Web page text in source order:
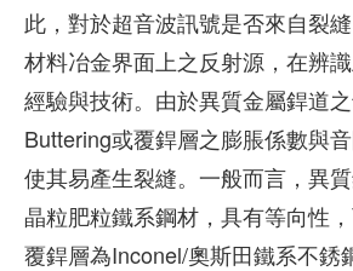
此，對於超音波訊號是否來自裂
材料冶金界面上之反射源，在辨
經驗與技術。由於異質金屬銲道之
Buttering或覆銲層之膨脹係數與
使其易產生裂縫。一般而言，異
晶粒肥粒鐵系鋼材，具有等向性
覆銲層為Inconel/奧斯田鐵系不銹